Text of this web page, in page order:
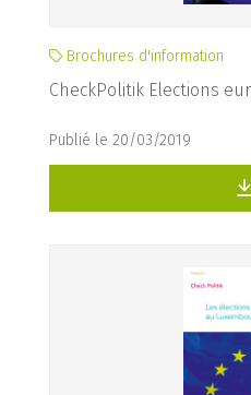
Brochures d'information
CheckPolitik Elections
Publié le 20/03/2019